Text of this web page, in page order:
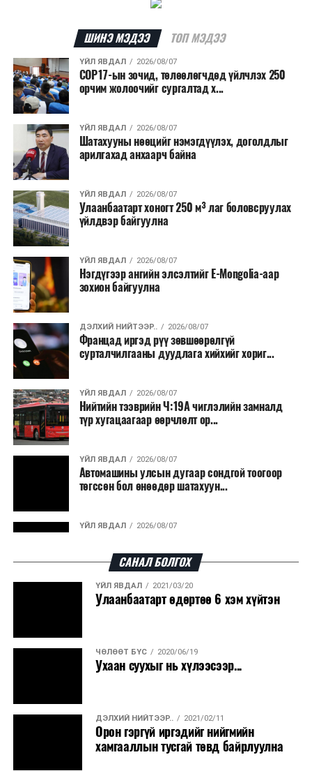
шалтгааныг үргэлжлүүлэн тогтоож байгаа бөгөөд
аянгын улмаас үүсээгүй гэж үзэж байгаа аж.
Одоогоор АНУ даяар 13 мужид 90 гаруй томоохон ой,
хээрийн түймэр идэвхтэй үргэлжилж байгаагийн
талаас илүү нь Орегон болон Вашингтон мужид
бүртгэгдсэн байна. Цаг уурын байгууллагууд ойрын
өдрүүдэд агаарын температур дахин огцом
нэмэгдэж, хуурайшилт эрчимжих төлөвтэй байгааг
анхааруулсан бөгөөд энэ нь гал унтраах ажиллагаанд
шинэ сорилт учруулж болзошгүйг онцолжээ.
ШИНЭ МЭДЭЭ ТОП МЭДЭЭ
ҮЙЛ ЯВДАЛ 2026/08/07
COP17-ын зочид, төлөөлөгчдөд үйлчлэх 250
орчим жолоочийг сургалтад х...
ҮЙЛ ЯВДАЛ 2026/08/07
Шатахууны нөөцийг нэмэгдүүлэх, доголдлыг
арилгахад анхаарч байна
ҮЙЛ ЯВДАЛ 2026/08/07
Улаанбаатарт хоногт 250 м³ лаг боловсруулах
үйлдвэр байгуулна
ҮЙЛ ЯВДАЛ 2026/08/07
Нэгдүгээр ангийн элсэлтийг E-Mongolia-аар
зохион байгуулна
ДЭЛХИЙ НИЙТЭЭР.. 2026/08/07
Францад иргэд рүү зөвшөөрөлгүй
сурталчилгааны дуудлага хийхийг хориг...
ҮЙЛ ЯВДАЛ 2026/08/07
Нийтийн тээврийн Ч:19А чиглэлийн замналд
түр хугацаагаар өөрчлөлт ор...
ҮЙЛ ЯВДАЛ 2026/08/07
Автомашины улсын дугаар сондгой тоогоор
төгссөн бол өнөөдөр шатахуун...
ҮЙЛ ЯВДАЛ 2026/08/07
ДЭЛХИЙ НИЙТЭЭР..
“Уралдронзавод” компанийн ерөнхий
ҮЙЛ ЯВДАЛ
Сүхбаатар боомтоор тав хоногт 10 мянга гаруй
ДЭЛХИЙ НИЙТЭЭР..
Вашингтон мужийн ой хээрийн түймрийг
хяналтад авах ажил ахицтай байн...
САНАЛ БОЛГОХ
ҮЙЛ ЯВДАЛ 2021/03/20
Улаанбаатарт өдөртөө 6 хэм хүйтэн
ЧӨЛӨӨТ БҮС 2020/06/19
Ухаан суухыг нь хүлээсээр...
ДЭЛХИЙ НИЙТЭЭР.. 2021/02/11
Орон гэргүй иргэдийг нийгмийн
хамгааллын тусгай төвд байрлуулна